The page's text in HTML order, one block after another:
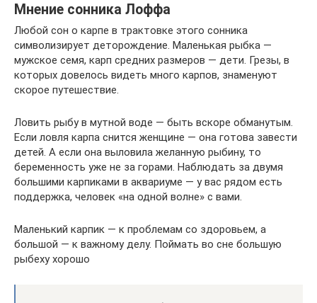
Мнение сонника Лоффа
Любой сон о карпе в трактовке этого сонника
символизирует деторождение. Маленькая рыбка —
мужское семя, карп средних размеров — дети. Грезы, в
которых довелось видеть много карпов, знаменуют
скорое путешествие.
Ловить рыбу в мутной воде — быть вскоре обманутым.
Если ловля карпа снится женщине — она готова завести
детей. А если она выловила желанную рыбину, то
беременность уже не за горами. Наблюдать за двумя
большими карпиками в аквариуме — у вас рядом есть
поддержка, человек «на одной волне» с вами.
Маленький карпик — к проблемам со здоровьем, а
большой — к важному делу. Поймать во сне большую
рыбеху хорошо